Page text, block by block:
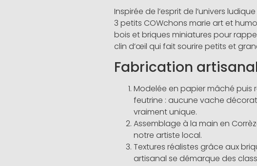
Inspirée de l’esprit de l’univers
3 petits COWchons marie art et
bois et briques miniatures pour
clin d’œil qui fait sourire petits et
Fabrication
Modelée en papier mâché
feutrine : aucune vache
vraiment unique.
Assemblage à la main en
notre artiste local.
Textures réalistes grâce aux
artisanal se démarque des